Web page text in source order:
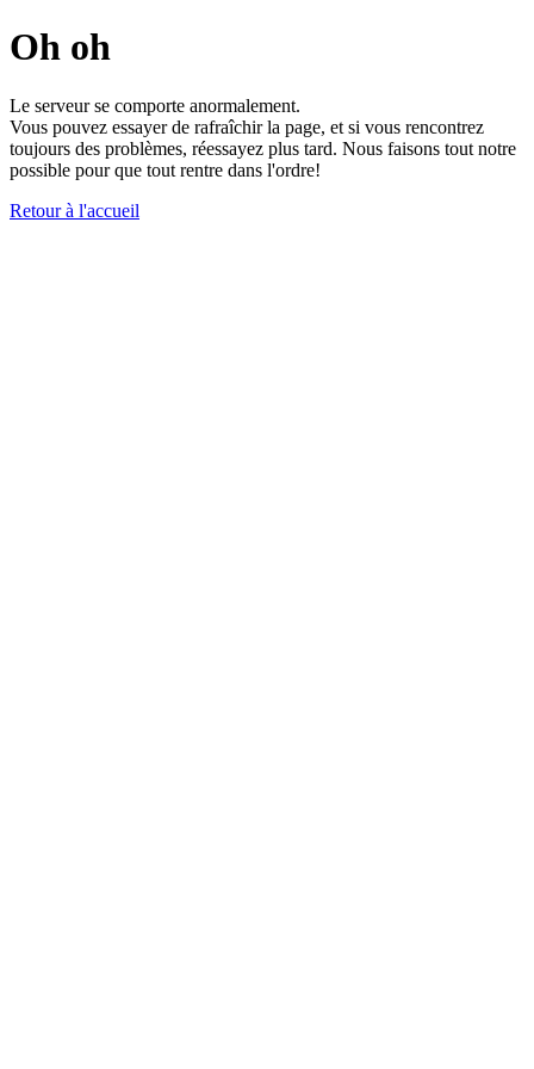
Oh oh
Le serveur se comporte anormalement.
Vous pouvez essayer de rafraîchir la page, et si vous rencontrez
toujours des problèmes, réessayez plus tard. Nous faisons tout notre
possible pour que tout rentre dans l'ordre!
Retour à l'accueil